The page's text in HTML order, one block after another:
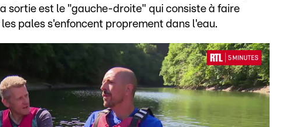
sortie est le "gauche-droite" qui consiste à faire
pales s'enfoncent proprement dans l'eau.